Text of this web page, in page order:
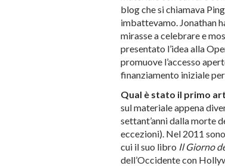
blog che si chiamava
imbattevamo. Jonathan
mirasse a celebrare e
presentato l’idea alla
promuove l’accesso
finanziamento iniziale
Qual è stato il primo
sul materiale appena
settant’anni dalla morte
eccezioni). Nel 2011
cui il suo libro Il Giorno
dell’Occidente con